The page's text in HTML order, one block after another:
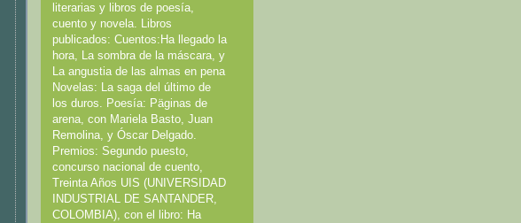
literarias y libros de poesía,
cuento y novela. Libros
publicados: Cuentos:Ha llegado la
hora, La sombra de la máscara, y
La angustia de las almas en pena
Novelas: La saga del último de
los duros. Poesía: Päginas de
arena, con Mariela Basto, Juan
Remolina, y Óscar Delgado.
Premios: Segundo puesto,
concurso nacional de cuento,
Treinta Años UIS (UNIVERSIDAD
INDUSTRIAL DE SANTANDER,
COLOMBIA), con el libro: Ha